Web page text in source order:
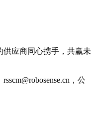
应商同心携手，共赢未
rsscm@robosense.cn ，公